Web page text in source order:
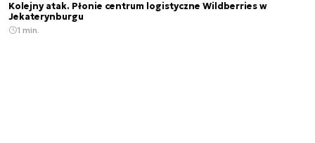
Kolejny atak. Płonie centrum logistyczne Wildberries w
Jekaterynburgu
1 min.